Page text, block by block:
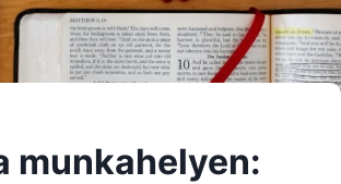
munkahelyen: